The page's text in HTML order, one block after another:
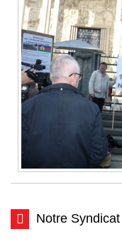
Notre Syndicat